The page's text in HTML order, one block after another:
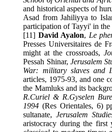
and historical aspects of
Asad from Jahiliyya to
participation of Tayyi' in
[11] David Ayalon, Le
Presses Universitaires
might at the
Pessah Shinar,
War: military slaves
articles, 1975-93, and
the Mamluks and its
R.Curiel & R.Gyselen
1994(Res Orientales,
sultanate,Jerusalem
aristocracy during the